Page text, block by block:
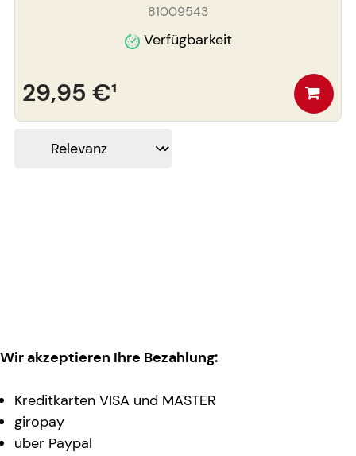
81009543
Verfügbarkeit
29,95 €¹
Wir akzeptieren Ihre Bezahlung:
Kreditkarten VISA und MASTER
giropay
über Paypal